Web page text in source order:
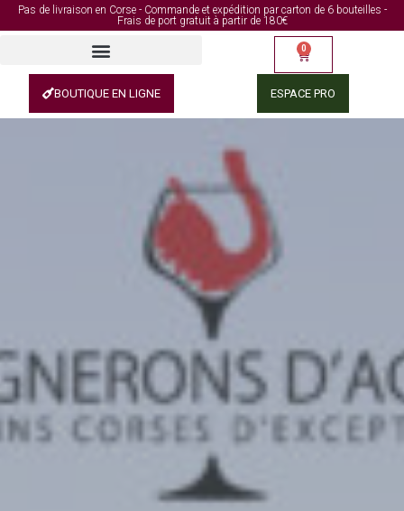
Pas de livraison en Corse - Commande et expédition par carton de 6 bouteilles -
Frais de port gratuit à partir de 180€
0
BOUTIQUE EN LIGNE ESPACE PRO